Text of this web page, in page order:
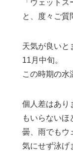
「ウェット
と、度々ご質
天気が良いと
11月中旬。
この時期の水
個人差はあり
もいらないほ
曇、雨でもウ
気にせず泳げ